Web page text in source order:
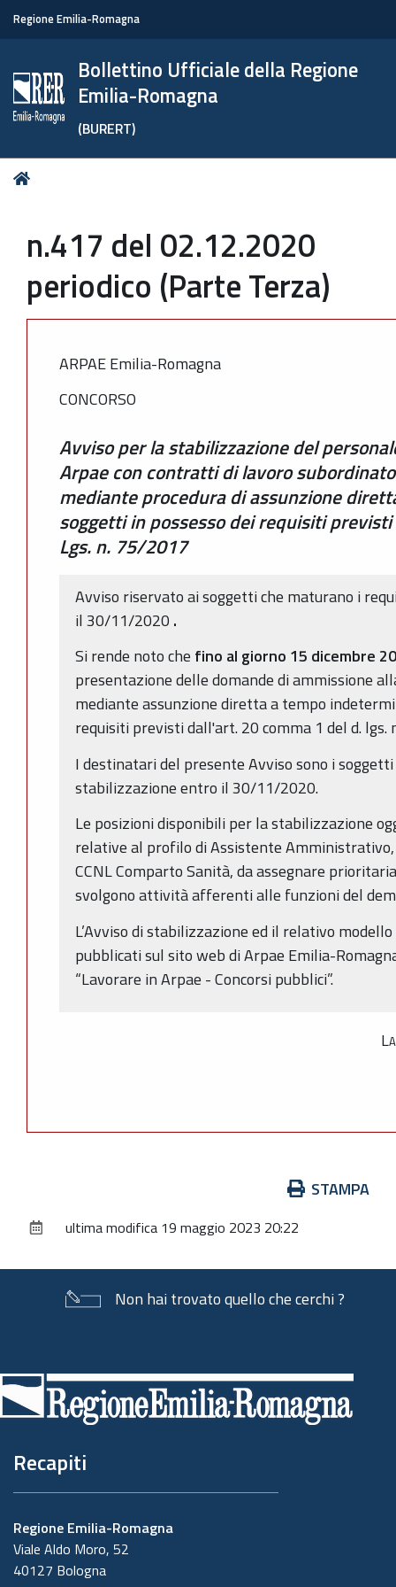
Regione Emilia-Romagna
Bollettino Ufficiale della Regione
Emilia-Romagna
(BURERT)
Tu
n.417 del 02.12.2020
periodico (Parte Terza)
ARPAE Emilia-Romagna
CONCORSO
Avviso per la stabilizzazione del
Arpae con contratti di lavoro
mediante procedura di assunzione
soggetti in possesso dei requisiti
Lgs. n. 75/2017
Avviso riservato ai soggetti che maturano i
il 30/11/2020 .
Si rende noto che fino al giorno 15 dicembre
presentazione delle domande di ammissione
mediante assunzione diretta a tempo
requisiti previsti dall'art. 20 comma 1 del d. lgs.
I destinatari del presente Avviso sono i
stabilizzazione entro il 30/11/2020.
Le posizioni disponibili per la stabilizzazione
relative al profilo di Assistente
CCNL Comparto Sanità, da assegnare
svolgono attività afferenti alle funzioni del
L’Avviso di stabilizzazione ed il relativo
pubblicati sul sito web di Arpae Emilia-
“Lavorare in Arpae - Concorsi pubblici”.
documento
STAMPA
ultima modifica 19 maggio 2023 20:22
Non hai trovato quello che cerchi ?
di
pagina
Recapiti
Regione Emilia-Romagna
Viale Aldo Moro, 52
40127 Bologna